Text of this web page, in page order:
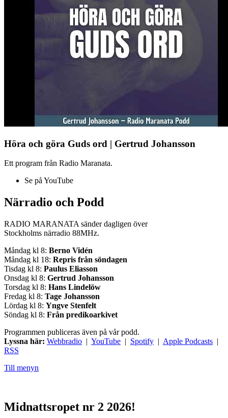
Höra och göra Guds ord | Gertrud Johansson
Ett program från Radio Maranata.
Se på YouTube
Närradio och Podd
RADIO MARANATA sänder dagligen över
Stockholms närradio 88MHz.
Måndag kl 8: Berno Vidén
Måndag kl 18: Repris från söndagen
Tisdag kl 8: Paulus Eliasson
Onsdag kl 8: Gertrud Johansson
Torsdag kl 8: Hans Lindelöw
Fredag kl 8: Tage Johansson
Lördag kl 8: Yngve Stenfelt
Söndag kl 8: Från predikoarkivet
Programmen publiceras även på vår podd.
Lyssna här: Webbradio | YouTube | Spotify | Apple Podcasts |
RSS
Till menyn
Midnattsropet nr 2 2026!